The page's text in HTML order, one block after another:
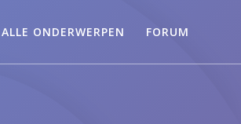
ALLE ONDERWERPEN FORUM